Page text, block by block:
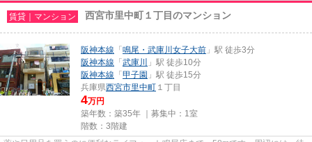
賃貸｜マンション 西宮市里中町１丁目のマンション
阪神本線 「 鳴尾・武庫川女子大前 」駅 徒歩3分
阪神本線 「 武庫川
」駅 徒歩10分
阪神本線 「 甲子園 」駅 徒歩15分
兵庫県西宮市里中町 １丁目
4万円
築年数：築35年 ｜募集中： 1室
階数：3階建